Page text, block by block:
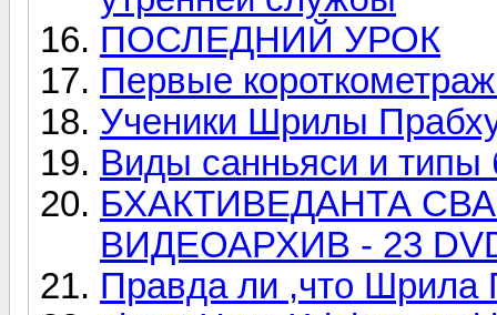
ПОСЛЕДНИЙ УРОК
Первые
Ученики Шрилы
Виды санньяси и типы
БХАКТИВЕДАНТА
ВИДЕОАРХИВ - 23
Правда ли ,что Шрила